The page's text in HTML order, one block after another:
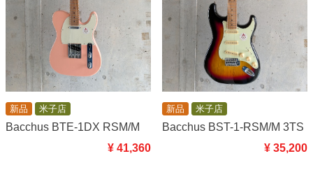
新品 米子店
Bacchus BTE-1DX RSM/M
¥ 41,360
新品 米子店
Bacchus BST-1-RSM/M 3TS
¥ 35,200